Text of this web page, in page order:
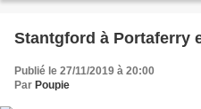
Stantgford à Portaferry
Publié le 27/11/2019 à 20:00
Par Poupie